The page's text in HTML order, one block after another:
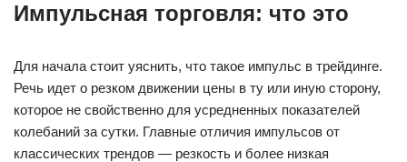
Импульсная торговля: что это
Для начала стоит уяснить, что такое импульс в трейдинге.
Речь идет о резком движении цены в ту или иную сторону,
которое не свойственно для усредненных показателей
колебаний за сутки. Главные отличия импульсов от
классических трендов — резкость и более низкая